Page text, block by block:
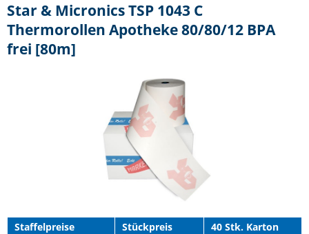
Star & Micronics TSP 1043 C
Thermorollen Apotheke 80/80/12 BPA
frei [80m]
Staffelpreise Stückpreis 40 Stk. Karton